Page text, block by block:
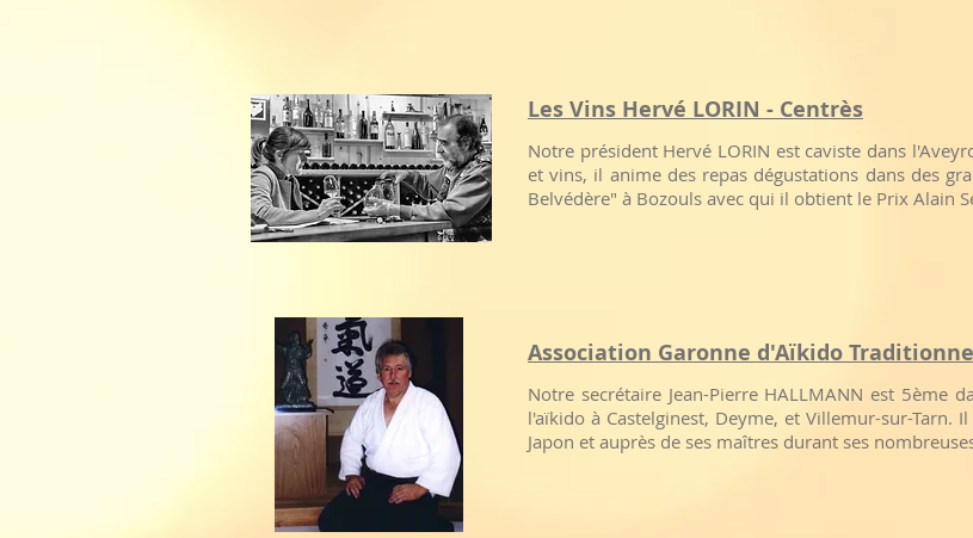
Les Vins Hervé LORIN - Centrès
Notre président Hervé LORIN est caviste dans
et vins, il anime des repas dégustations dans des
Belvédère" à Bozouls avec qui il obtient le Prix Alain
Association Garonne d'Aïkido
Notre secrétaire Jean-Pierre HALLMANN est 5ème
l'aïkido à Castelginest, Deyme, et Villemur-sur-Tarn.
Japon et auprès de ses maîtres durant ses